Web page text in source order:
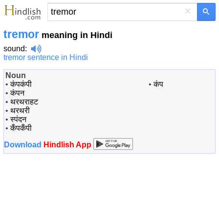
×
tremor meaning in Hindi
sound:
tremor sentence in Hindi
Noun
•कंपकंपी
•कंपन
• थरथराहट
• थरथरी
•स्पंदन
•कँपकँपी
•कंप
Download Hindlish App